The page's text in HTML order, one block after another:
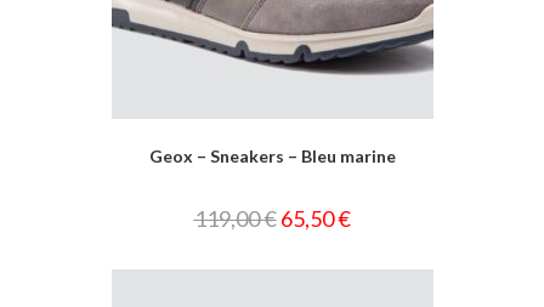
Geox – Sneakers – Bleu marine
119,00€ 65,50€